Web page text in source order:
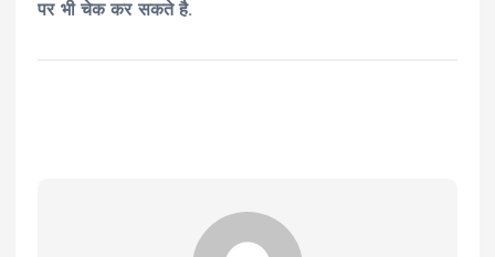
पर भी चेक कर सकते है.